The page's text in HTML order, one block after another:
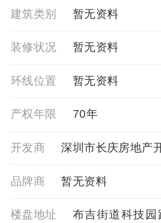
建筑类别 暂⽆资料
装修状况 暂⽆资料
环线位置 暂⽆资料
产权年限 70年
开发商 深圳市长庆房地产
品牌商 暂⽆资料
楼盘地址
布吉街道科技